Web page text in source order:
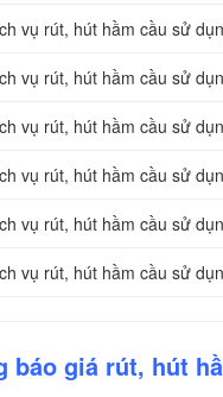
vụ rút, hút hầm cầu sử
vụ rút, hút hầm cầu sử
vụ rút, hút hầm cầu sử
vụ rút, hút hầm cầu sử
vụ rút, hút hầm cầu sử
vụ rút, hút hầm cầu sử
báo giá rút, hút